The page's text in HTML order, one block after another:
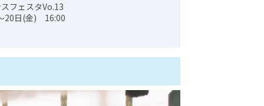
フェスタVo.13
日(金) 16:00